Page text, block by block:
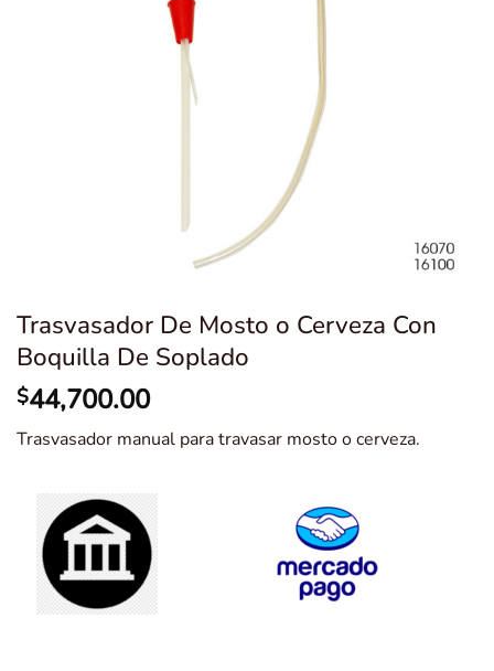
Trasvasador De Mosto o Cerveza Con
Boquilla De Soplado
$44,700.00
Trasvasador manual para travasar mosto o cerveza.